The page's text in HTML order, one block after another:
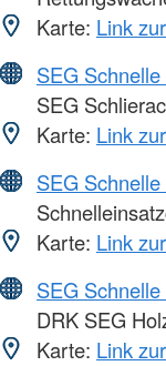
Karte: Link
SEG
SEG
Karte: Link
SEG
Karte: Link
SEG
DRK SEG
Karte: Link